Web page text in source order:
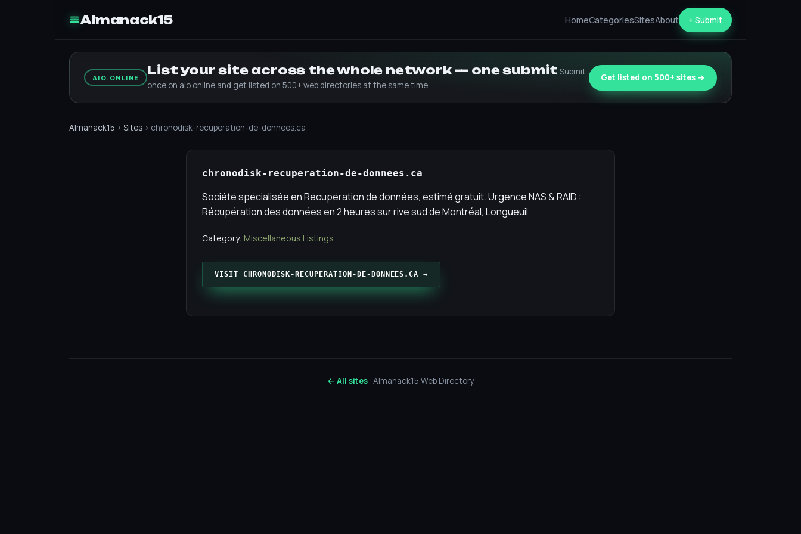
Almanack15 HomeCategoriesSitesAbout + Submit
AIO.ONLINE List your site across the whole network — one submit Submit
once on aio.online and get listed on 500+ web directories at the same time.
Get listed on 500+ sites →
Almanack15 › Sites › chronodisk-recuperation-de-donnees.ca
chronodisk-recuperation-de-donnees.ca
Société spécialisée en Récupération de données, estimé gratuit. Urgence NAS & RAID :
Récupération des données en 2 heures sur rive sud de Montréal, Longueuil
Category: Miscellaneous Listings
VISIT CHRONODISK-RECUPERATION-DE-DONNEES.CA →
← All sites· Almanack15 Web Directory